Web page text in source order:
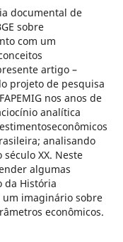
documental de
sobre
com um
artigo –
projeto de pesquisa
nos anos de
analítica
analisando
XX. Neste
algumas
da História
imaginário sobre
econômicos.